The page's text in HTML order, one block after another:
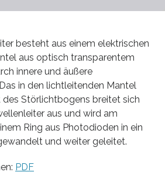
besteht aus einem elektrischen
aus optisch transparentem
innere und äußere
in den lichtleitenden Mantel
Störlichtbogens breitet sich
aus und wird am
Ring aus Photodioden in ein
und weiter geleitet.
PDF